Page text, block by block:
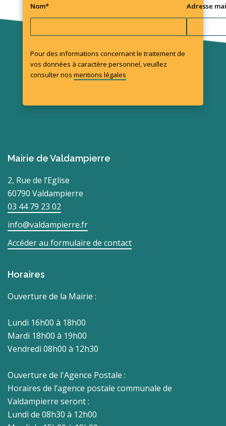
Nom* Adresse
Pour des informations concernant le traitement de
vos données à caractère personnel, veuillez
consulter nos mentions légales
Mairie de Valdampierre
2, Rue de l’Eglise
60790 Valdampierre
03 44 79 23 02
info@valdampierre.fr
Accéder au formulaire de contact
Horaires
Ouverture de la Mairie :
Lundi 16h00 à 18h00
Mardi 18h00 à 19h00
Vendredi 08h00 à 12h30
Ouverture de l'Agence Postale :
Horaires de l’agence postale communale de
Valdampierre seront :
Lundi de 08h30 à 12h00